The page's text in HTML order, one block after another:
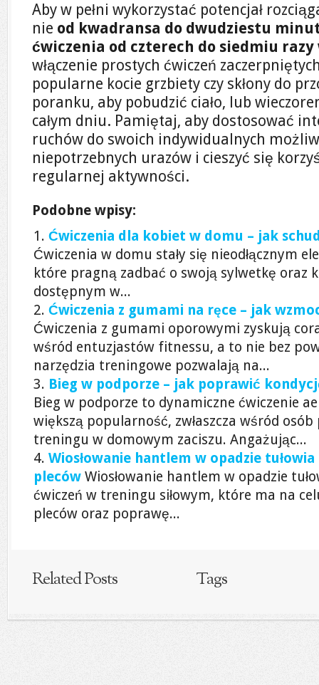
Aby w pełni wykorzystać potencjał
nie od kwadransa do dwudziestu
ćwiczenia od czterech do siedmiu
włączenie prostych ćwiczeń
popularne kocie grzbiety czy skłony do
poranku, aby pobudzić ciało, lub
całym dniu. Pamiętaj, aby dostosować
ruchów do swoich indywidualnych
niepotrzebnych urazów i cieszyć się
regularnej aktywności.
Podobne wpisy:
Ćwiczenia dla kobiet w domu – jak
Ćwiczenia w domu stały się nieodłącznym
które pragną zadbać o swoją sylwetkę oraz
dostępnym w...
Ćwiczenia z gumami na ręce – jak
Ćwiczenia z gumami oporowymi zyskują
wśród entuzjastów fitnessu, a to nie bez
narzędzia treningowe pozwalają na...
Bieg w podporze – jak poprawić
Bieg w podporze to dynamiczne ćwiczenie
większą popularność, zwłaszcza wśród
treningu w domowym zaciszu. Angażując...
Wiosłowanie hantlem w opadzie
pleców Wiosłowanie hantlem w opadzie
ćwiczeń w treningu siłowym, które ma na
pleców oraz poprawę...
Related Posts Tags